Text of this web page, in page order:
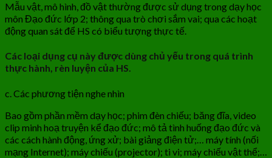
Mẫu vật, mô hình, đồ vật thường được sử dụng trong dạy học
môn Đạo đức lớp 2; thông qua trò chơi sắm vai; qua các hoạt
động quan sát để HS có biểu tượng thực tế.
Các loại dụng cụ này được dùng chủ yếu trong quá trình
thực hành, rèn luyện của HS.
c. Các phương tiện nghe nhìn
Bao gồm phần mềm dạy học; phim đèn chiếu; băng đĩa, video
clip minh hoạ truyện kể đạo đức; mô tả tình huống đạo đức và
các cách hành động, ứng xử; bài giảng điện tử;… máy tính (nối
mạng Internet); máy chiếu (projector); ti vi; máy chiếu vật thể;…